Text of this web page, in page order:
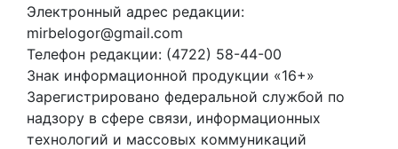
Электронный адрес редакции:
mirbelogor@gmail.com
Телефон редакции: (4722) 58-44-00
Знак информационной продукции «16+»
Зарегистрировано федеральной службой по
надзору в сфере связи, информационных
технологий и массовых коммуникаций